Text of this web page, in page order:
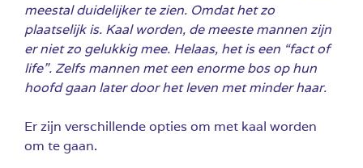
meestal duidelijker te zien. Omdat het zo
plaatselijk is. Kaal worden, de meeste mannen zijn
er niet zo gelukkig mee. Helaas, het is een “fact of
life”. Zelfs mannen met een enorme bos op hun
hoofd gaan later door het leven met minder haar.
Er zijn verschillende opties om met kaal worden
om te gaan.